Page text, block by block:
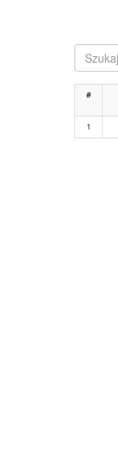
#
1